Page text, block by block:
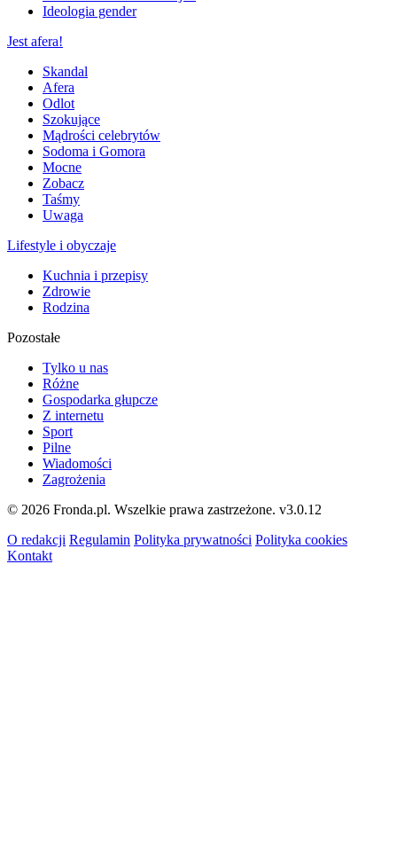
Ideologia gender
Jest afera!
Skandal
Afera
Odlot
Szokujące
Mądrości celebrytów
Sodoma i Gomora
Mocne
Zobacz
Taśmy
Uwaga
Lifestyle i obyczaje
Kuchnia i przepisy
Zdrowie
Rodzina
Pozostałe
Tylko u nas
Różne
Gospodarka głupcze
Z internetu
Sport
Pilne
Wiadomości
Zagrożenia
© 2026 Fronda.pl. Wszelkie prawa zastrzeżone. v3.0.12
O redakcji Regulamin Polityka prywatności Polityka cookies
Kontakt